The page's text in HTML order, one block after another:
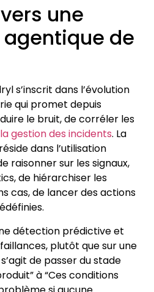
une
de
s’inscrit dans l’évolution
qui promet depuis
le bruit, de corréler les
gestion des incidents. La
dans l’utilisation
raisonner sur les signaux,
de hiérarchiser les
cas, de lancer des actions
détection prédictive et
plutôt que sur une
de passer du stade
à “Ces conditions